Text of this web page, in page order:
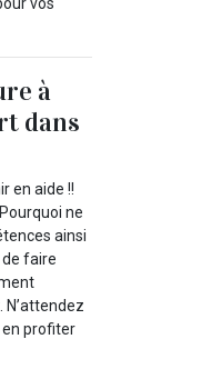
à
dans
en aide !!
ne
ainsi
de faire
en profiter